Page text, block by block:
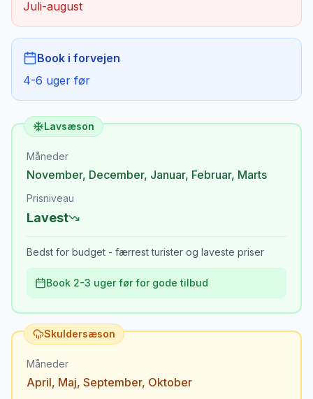
Juli-august
Book i forvejen
4-6 uger før
Lavsæson
Måneder
November, December, Januar, Februar, Marts
Prisniveau
Lavest
Bedst for budget - færrest turister og laveste priser
Book 2-3 uger før for gode tilbud
Skuldersæson
Måneder
April, Maj, September, Oktober